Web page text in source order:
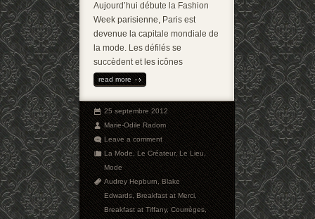
Aujourd’hui débute la Fashion
Week parisienne, Paris est
devenue la capitale mondiale de
la mode. Les défilés se
succèdent et les icônes
read more
25 septembre 2012
Marie-Odile Radom
Leave a comment
La Mode,Le Créateur,Le Lieu,
Mode
Audrey Hepburn,Blake
Edwards,Breakfast at Merci,
Breakfast at Tiffany,Courrèges,